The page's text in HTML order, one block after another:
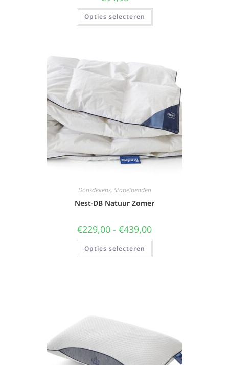
Opties selecteren
Donsdekens, Stapelbedden
Nest-DB Natuur Zomer
€229,00 - €439,00
Opties selecteren